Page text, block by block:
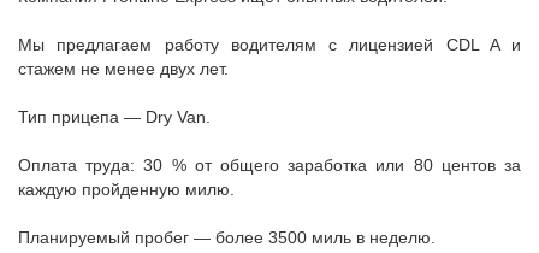
Мы предлагаем работу водителям с лицензией CDL A и
стажем не менее двух лет.
Тип прицепа — Dry Van.
Оплата труда: 30 % от общего заработка или 80 центов за
каждую пройденную милю.
Планируемый пробег — более 3500 миль в неделю.